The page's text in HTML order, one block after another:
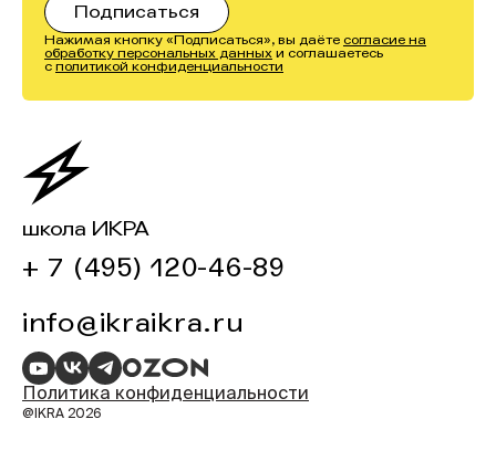
Нажимая кнопку «Подписаться», вы даёте согласие на
обработку персональных данных и соглашаетесь
с политикой конфиденциальности
школа ИКРА
+ 7 (495) 120-46-89
info@ikraikra.ru
Политика конфиденциальности
@IKRA 2026